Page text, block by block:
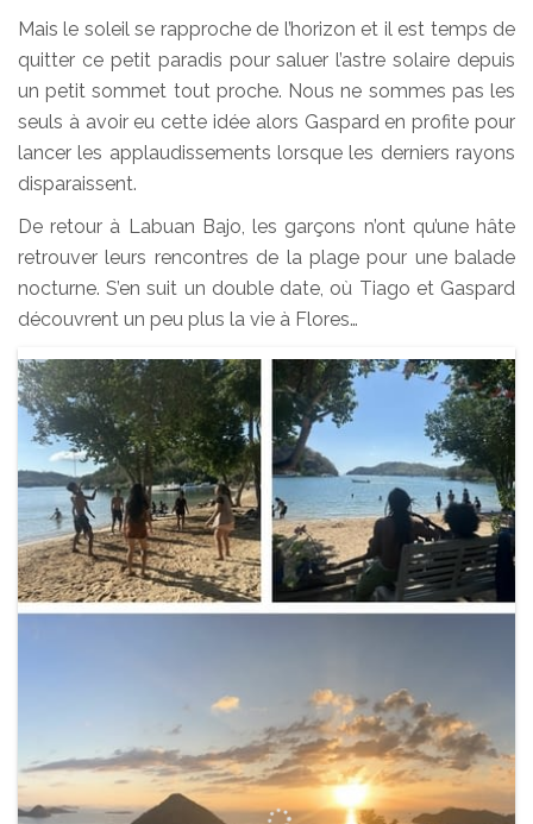
Mais le soleil se rapproche de l’horizon et il est temps de
quitter ce petit paradis pour saluer l’astre solaire depuis
un petit sommet tout proche. Nous ne sommes pas les
seuls à avoir eu cette idée alors Gaspard en profite pour
lancer les applaudissements lorsque les derniers rayons
disparaissent.
De retour à Labuan Bajo, les garçons n’ont qu’une hâte
retrouver leurs rencontres de la plage pour une balade
nocturne. S’en suit un double date, où Tiago et Gaspard
découvrent un peu plus la vie à Flores…